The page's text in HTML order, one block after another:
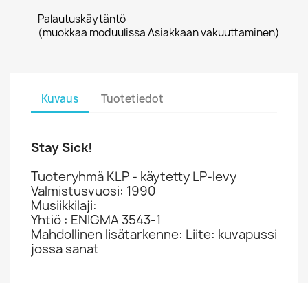
Palautuskäytäntö
(muokkaa moduulissa Asiakkaan vakuuttaminen)
Kuvaus Tuotetiedot
Stay Sick!
Tuoteryhmä KLP - käytetty LP-levy
Valmistusvuosi: 1990
Musiikkilaji:
Yhtiö : ENIGMA 3543-1
Mahdollinen lisätarkenne: Liite: kuvapussi
jossa sanat